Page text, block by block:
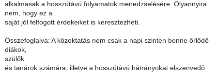
alkalmasak a hosszútávú folyamatok menedzselésére. Olyannyira
nem, hogy ez a
saját jól felfogott érdekeiket is keresztezheti.
Összefoglalva: A közoktatás nem csak a napi szinten benne őrlődő
diákok,
szülők
és tanárok számára, illetve a hosszútávú hátrányokat elszenvedő